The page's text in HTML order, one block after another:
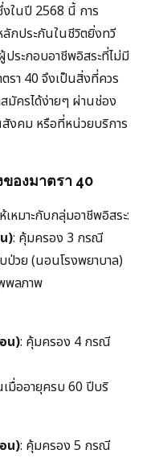
งในปี 2568 นี้ การ
กประกันในชีวิตยิ่งทวี
ระกอบอาชีพอิสระที่ไม่มี
รา 40 จึงเป็นสิ่งที่ควร
ครได้ง่ายๆ ผ่านช่อง
งคม หรือที่หน่วยบริการ
องมาตรา 40
หมาะกับกลุ่มอาชีพอิสระ:
): คุ้มครอง 3 กรณี
ป่วย (นอนโรงพยาบาล)
พลภาพ
น): คุ้มครอง 4 กรณี
เมื่ออายุครบ 60 ปีบริ
น): คุ้มครอง 5 กรณี